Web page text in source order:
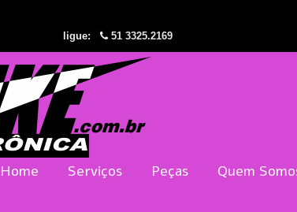
ligue: 51 3325.2169
Home Serviços Peças Quem